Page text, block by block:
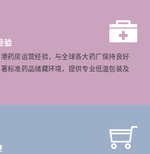
验
药房运营经验，与全球各大药厂保持良好
标准药品储藏环境，提供专业低温包装及